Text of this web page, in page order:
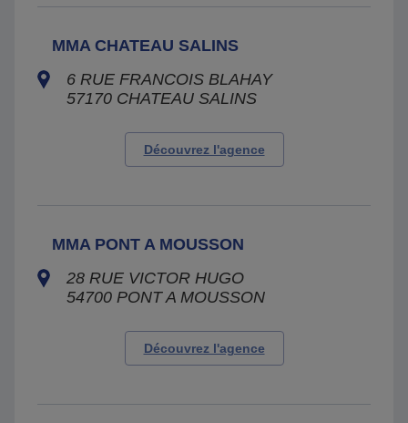
MMA CHATEAU SALINS
6 RUE FRANCOIS BLAHAY
57170 CHATEAU SALINS
Découvrez l'agence
MMA PONT A MOUSSON
28 RUE VICTOR HUGO
54700 PONT A MOUSSON
Découvrez l'agence